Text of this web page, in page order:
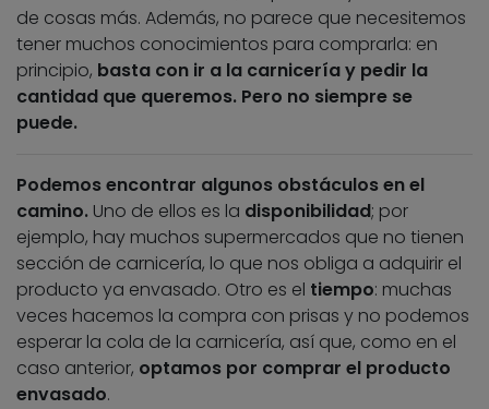
de cosas más. Además, no parece que necesitemos
tener muchos conocimientos para comprarla: en
principio, basta con ir a la carnicería y pedir la
cantidad que queremos. Pero no siempre se
puede.
Podemos encontrar algunos obstáculos en el
camino. Uno de ellos es la disponibilidad; por
ejemplo, hay muchos supermercados que no tienen
sección de carnicería, lo que nos obliga a adquirir el
producto ya envasado. Otro es el tiempo: muchas
veces hacemos la compra con prisas y no podemos
esperar la cola de la carnicería, así que, como en el
caso anterior, optamos por comprar el producto
envasado.